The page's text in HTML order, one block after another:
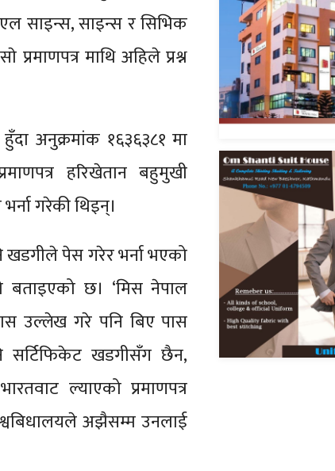
साइन्स, साइन्स र सिभिक
माथि अहिले प्रश्न
अनुक्रमांक १६३६३८१ मा
हरिखेतान बहुमुखी
गरेकी थिइन्।
खडगीले पेस गरेर भर्ना भएको
छ। ‘मिस नेपाल
उल्लेख गरे पनि बिए पास
खडगीसँग छैन,
ल्याएको प्रमाणपत्र
अझैसम्म उनलाई